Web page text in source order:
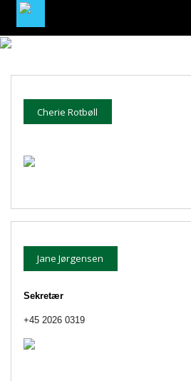
MIN PROFIL / TILMELDINGER
Cherie Rotbøll
Jane Jørgensen
Sekretær
+45 2026 0319